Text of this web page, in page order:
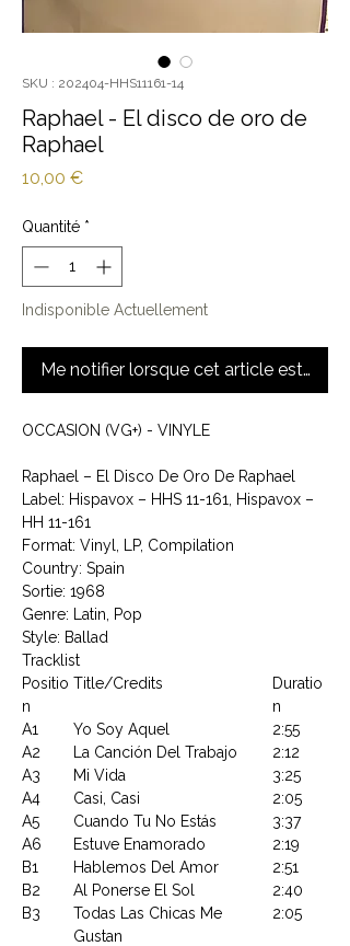
SKU : 202404-HHS11161-14
Raphael - El disco de oro de
Raphael
10,00 €Prix
Quantité *
Indisponible Actuellement
Me notifier lorsque cet article est
OCCASION (VG+) - VINYLE
Raphael ‎– El Disco De Oro De Raphael
Label: Hispavox ‎– HHS 11-161, Hispavox ‎–
HH 11-161
Format: Vinyl, LP, Compilation
Country: Spain
Sortie: 1968
Genre: Latin, Pop
Style: Ballad
Tracklist
Positio
n
Title/Credits
Duratio
n
A1
Yo Soy Aquel
2:55
A2
La Canción Del Trabajo
2:12
A3
Mi Vida
3:25
A4
Casi, Casi
2:05
A5
Cuando Tu No Estás
3:37
A6
Estuve Enamorado
2:19
B1
Hablemos Del Amor
2:51
B2
Al Ponerse El Sol
2:40
B3
Todas Las Chicas Me
Gustan
2:05